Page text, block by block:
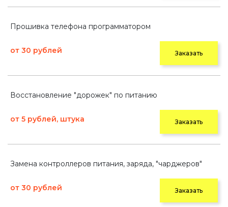
Прошивка телефона программатором
от 30 рублей Заказать
Восстановление "дорожек" по питанию
от 5 рублей, штука Заказать
Замена контроллеров питания, заряда, "чарджеров"
от 30 рублей Заказать